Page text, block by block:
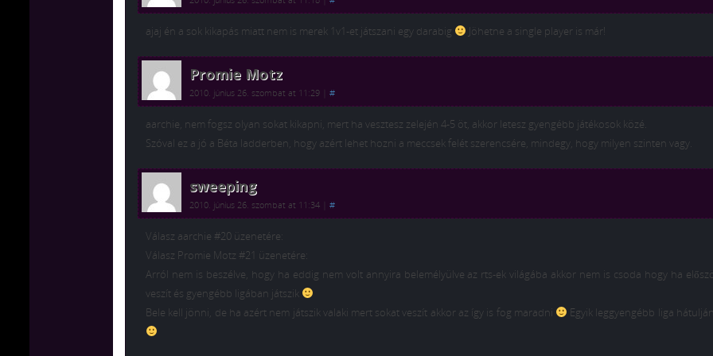
ajaj én a sok kikapás miatt nem is merek 1v1-et játszani egy darabig Jöhetne a single player is már!
Promie Motz
2010. június 26. szombat at 11:29 #
aarchie, nem fogsz olyan sokat kikapni, mert ha vesztesz zelején 4-5 öt, akkor letesz gyengébb játékosok közé.
Szóval ez a jó a Béta ladderben, hogy azért lehet hozni a meccsek felét szerencsére, mindegy, hogy milyen szinten vagy.
sweeping
2010. június 26. szombat at 11:34 #
Válasz aarchie #20 üzenetére:
Válasz Promie Motz #21 üzenetére:
Arról nem is beszélve, hogy ha eddig nem volt annyira belemélyülve az rts-ek világába akkor nem is csoda hogy ha
veszít és gyengébb ligában játszik
Bele kell jönni, de ha azért nem játszik valaki mert sokat veszít akkor az így is fog maradni
Egyik leggyengébb liga